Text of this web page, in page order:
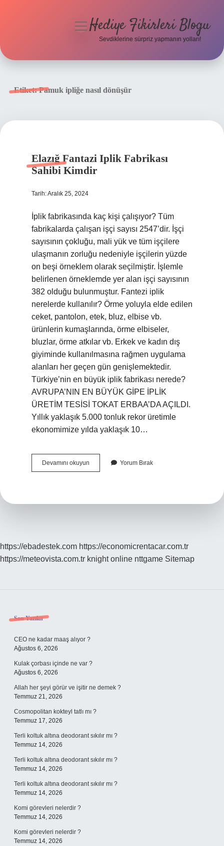
menüyüHediye Fikirleri Blogu
Sevdiklerine sürpriz yapmanın yolları!
Etiket:Pamuk ipliğe nasıl dönüşür
Elazığ Fantazi Iplik Fabrikası
Sahibi Kimdir
Tarih: Aralık 25, 2024
İplik fabrikasında kaç kişi çalışıyor? Tüm
fabrikalarda çalışan işçi sayısı 2547’dir. İşçi
sayısının çokluğu, mali yük ve tüm işçilere
ulaşmanın zorluğu nedeniyle işçilerin yüzde
on beşi örneklem olarak seçilmiştir. İşlemle
belirlenen örneklemde yer alan işçi sayısının
382 olduğu bulunmuştur. Fantezi iplik
nerelerde kullanılır? Örme yoluyla elde edilen
ceket, pantolon, etek, bluz, elbise vb.
ürünlerin kumaşlarında, örme elbiseler,
bluzlar, örme atkılar vb. Erkek ve kadın dış
giyiminde kullanılmasına rağmen uygulama
alanları her geçen gün genişlemektedir.
Türkiye’nin en büyük iplik fabrikası nerede?
AVRUPA’NIN EN BÜYÜK GİPE İPLİK
ÜRETİM TESİSİ TOKAT ERBAA’DA AÇILDI.
Yıllık yaklaşık 5.000 tonluk rekor üretimle
ekonomimize yılda yaklaşık 10…
Devamını okuyun
Fantazi
Yorum Bırak
https://ebadestek.com https://economicrentacar.com.tr
https://meteovista.com.tr knight online nttgame Sitemap
Sidebar
Son Yazılar
CEO ne kadar maaş alıyor ?
Ağustos 6, 2026
Kulak çorbası içinde ne var ?
Ağustos 6, 2026
Allah her şeyi görür ve işitir ne demek ?
Temmuz 21, 2026
Cosmopolitan kokteyl tatlı mı ?
Temmuz 17, 2026
Terli koltuk altına deodorant sıkılır mı ?
Temmuz 14, 2026
Terli koltuk altına deodorant sıkılır mı ?
Temmuz 14, 2026
Terli koltuk altına deodorant sıkılır mı ?
Temmuz 14, 2026
Komi görevleri nelerdir ?
Temmuz 14, 2026
Komi görevleri nelerdir ?
Temmuz 14, 2026